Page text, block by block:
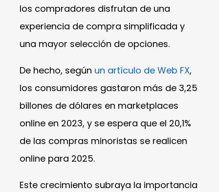
los compradores disfrutan de una
experiencia de compra simplificada y
una mayor selección de opciones.
De hecho, según un artículo de Web FX,
los consumidores gastaron más de 3,25
billones de dólares en marketplaces
online en 2023, y se espera que el 20,1%
de las compras minoristas se realicen
online para 2025.
Este crecimiento subraya la importancia